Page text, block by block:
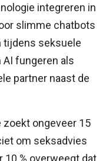
integreren in
slimme chatbots
tijdens seksuele
fungeren als
partner naast de
zoekt ongeveer 15
om seksadvies
10 % overweegt dat